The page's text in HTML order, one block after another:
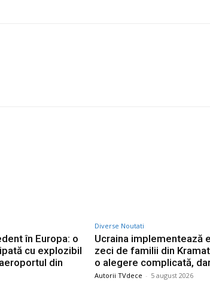
în Europa: o
cu explozibil
din
Diverse Noutati
Ucraina implementează
zeci de familii din
o alegere complicată,
Autorii TVdece - 5 august 2026